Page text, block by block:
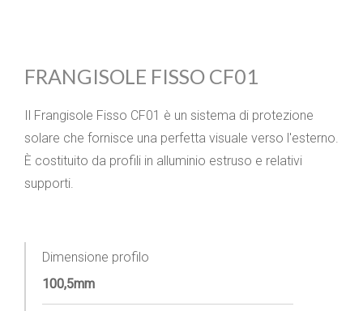
FRANGISOLE FISSO CF01
Il Frangisole Fisso CF01 è un sistema di protezione
solare che fornisce una perfetta visuale verso l'esterno.
È costituito da profili in alluminio estruso e relativi
supporti.
Dimensione profilo
100,5mm